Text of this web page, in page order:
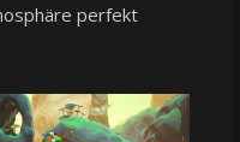
perfekt